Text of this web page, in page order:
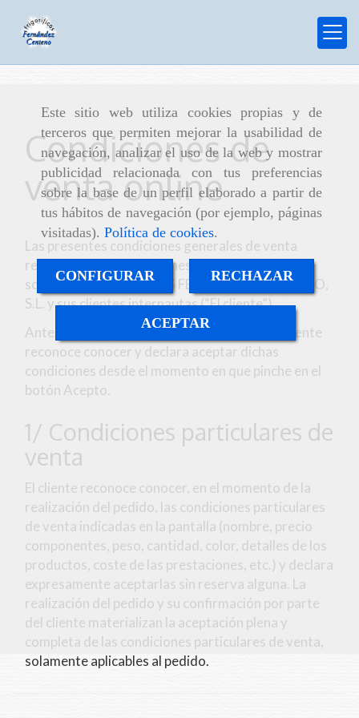
Este sitio web utiliza cookies propias y de
terceros que permiten mejorar la usabilidad de
navegación, analizar el uso de la web y mostrar
publicidad relacionada con tus preferencias
sobre la base de un perfil elaborado a partir de
tus hábitos de navegación (por ejemplo, páginas
visitadas). Política de cookies.
CONFIGURAR RECHAZAR
ACEPTAR
Condiciones de
venta online
Las presentes condiciones generales de venta
regulan todas las relaciones entre la
sociedadFRIGORIFICOS FERNANDEZ CENTENO,
S.L. y sus clientes internautas (“El cliente”).
Antes de efectuar cualquier transacción, el cliente
reconoce conocer y declara aceptar dichas
condiciones desde el momento en que pinche en el
botón Acepto.
1/ Condiciones particulares de
venta
El cliente reconoce conocer, en el momento de la
realización del pedido, las condiciones particulares
de venta indicadas en la pantalla (nombre, precio
componentes, peso, cantidad, color, detalles de los
productos, coste de las prestaciones, etc.) y declara
expresamente aceptarlas sin reserva alguna. La
realización del pedido y su confirmación por parte
del cliente materializan la aceptación plena y
completa de las condiciones particulares de venta,
solamente aplicables al pedido.